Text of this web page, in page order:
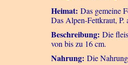
Heimat: Das gemeine
Das Alpen-Fettkraut, P.
Beschreibung: Die
von bis zu 16 cm.
Nahrung: Die